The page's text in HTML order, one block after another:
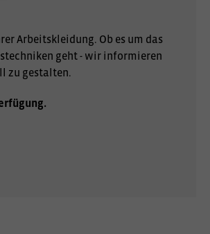
Arbeitskleidung. Ob es um das
geht - wir informieren
zu gestalten.